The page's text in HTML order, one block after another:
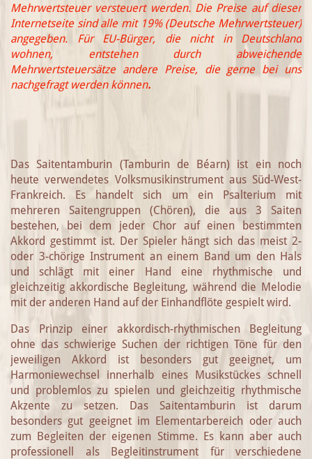
Mehrwertsteuer versteuert werden. Die Preise auf dieser
Internetseite sind alle mit 19% (Deutsche Mehrwertsteuer)
angegeben. Für EU-Bürger, die nicht in Deutschland
wohnen, entstehen durch abweichende
Mehrwertsteuersätze andere Preise, die gerne bei uns
nachgefragt werden können.
Das Saitentamburin (Tamburin de Béarn) ist ein noch
heute verwendetes Volksmusikinstrument aus Süd-West-
Frankreich. Es handelt sich um ein Psalterium mit
mehreren Saitengruppen (Chören), die aus 3 Saiten
bestehen, bei dem jeder Chor auf einen bestimmten
Akkord gestimmt ist. Der Spieler hängt sich das meist 2-
oder 3-chörige Instrument an einem Band um den Hals
und schlägt mit einer Hand eine rhythmische und
gleichzeitig akkordische Begleitung, während die Melodie
mit der anderen Hand auf der Einhandflöte gespielt wird.
Das Prinzip einer akkordisch-rhythmischen Begleitung
ohne das schwierige Suchen der richtigen Töne für den
jeweiligen Akkord ist besonders gut geeignet, um
Harmoniewechsel innerhalb eines Musikstückes schnell
und problemlos zu spielen und gleichzeitig rhythmische
Akzente zu setzen. Das Saitentamburin ist darum
besonders gut geeignet im Elementarbereich oder auch
zum Begleiten der eigenen Stimme. Es kann aber auch
professionell als Begleitinstrument für verschiedene